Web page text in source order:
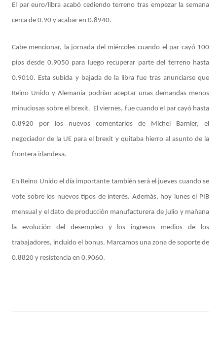
El par euro/libra acabó cediendo terreno tras empezar la semana
cerca de 0.90 y acabar en 0.8940.
Cabe mencionar, la jornada del miércoles cuando el par cayó 100
pips desde 0.9050 para luego recuperar parte del terreno hasta
0.9010. Esta subida y bajada de la libra fue tras anunciarse que
Reino Unido y Alemania podrían aceptar unas demandas menos
minuciosas sobre el brexit. El viernes, fue cuando el par cayó hasta
0.8920 por los nuevos comentarios de Michel Barnier, el
negociador de la UE para el brexit y quitaba hierro al asunto de la
frontera irlandesa.
En Reino Unido el día importante también será el jueves cuando se
vote sobre los nuevos tipos de interés. Además, hoy lunes el PIB
mensual y el dato de producción manufacturera de julio y mañana
la evolución del desempleo y los ingresos medios de los
trabajadores, incluido el bonus. Marcamos una zona de soporte de
0.8820 y resistencia en 0.9060.